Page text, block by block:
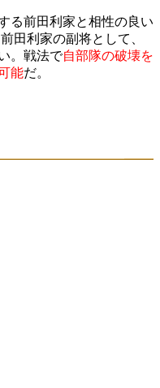
る前田利家と相性の良い
田利家の副将として、
。戦法で自部隊の破壊を
能だ。